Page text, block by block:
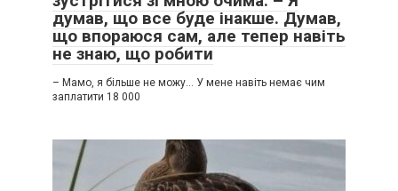
думав, що все буде інакше. Думав,
що впораюся сам, але тепер навіть
не знаю, що робити
– Мамо, я більше не можу… У мене навіть немає чим
заплатити 18 000